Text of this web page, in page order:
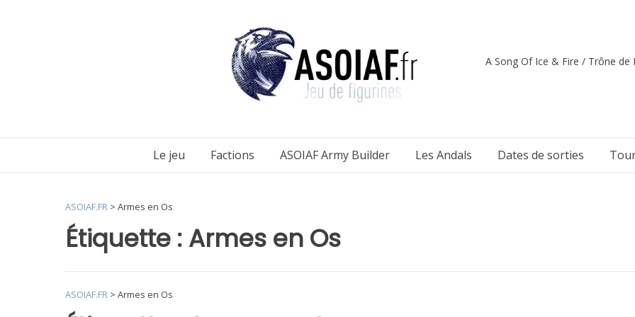
A Song Of Ice & Fire / Trône de
Le jeu Factions ASOIAF Army Builder Les Andals Dates de sorties
Étiquette : Armes en Os
ASOIAF.FR > Armes en Os
ASOIAF.FR > Armes en Os